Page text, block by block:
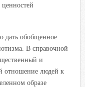
дать обобщенное
В справочной
и
отношение людей к
образе